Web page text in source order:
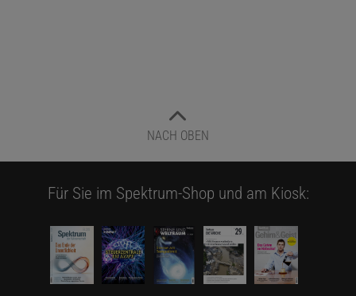
NACH OBEN
Für Sie im Spektrum-Shop und am Kiosk: